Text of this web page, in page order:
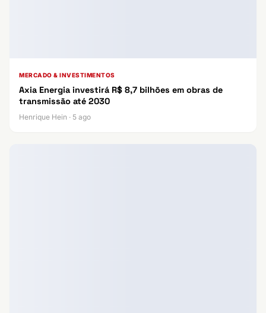
MERCADO & INVESTIMENTOS
Axia Energia investirá R$ 8,7 bilhões em obras de
transmissão até 2030
Henrique Hein · 5 ago